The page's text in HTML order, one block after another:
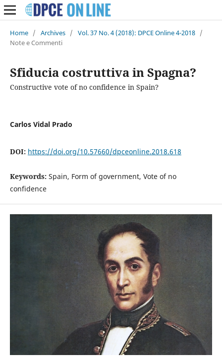
Home / Archives / Vol. 37 No. 4 (2018): DPCE Online 4-2018 /
Note e Commenti
Sfiducia costruttiva in Spagna?
Constructive vote of no confidence in Spain?
Carlos Vidal Prado
DOI: https://doi.org/10.57660/dpceonline.2018.618
Keywords: Spain, Form of government, Vote of no
confidence